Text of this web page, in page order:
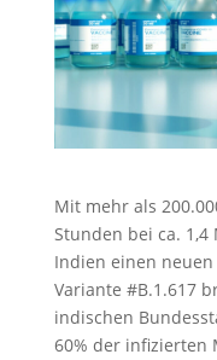
Mit mehr als
Stunden bei ca.
Indien einen
Variante #B.1.617
indischen
60% der infizierten